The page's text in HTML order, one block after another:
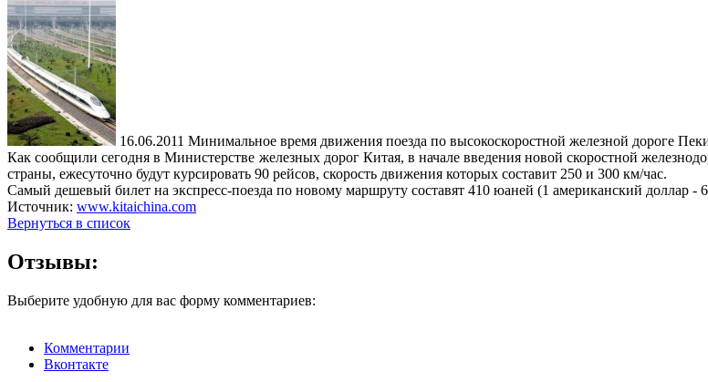
16.06.2011 Минимальное время движения поезда по высокоскоростной железной дороге
Как сообщили сегодня в Министерстве железных дорог Китая, в начале введения новой скоростной
страны, ежесуточно будут курсировать 90 рейсов, скорость движения которых составит 250 и 300 км/час.
Самый дешевый билет на экспресс-поезда по новому маршруту составят 410 юаней (1 американский доллар
Источник: www.kitaichina.com
Вернуться в список
Отзывы:
Выберите удобную для вас форму комментариев:
Комментарии
Вконтакте